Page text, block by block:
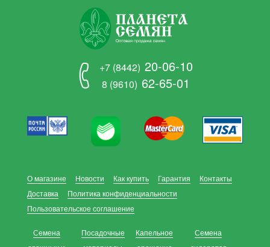
+7 (8442) 20-06-10
8 (9610) 62-65-01
О магазине Новости Как купить Гарантия
Контакты
Доставка
Политика конфиденциальности
Пользовательское соглашение
Семена
Посадочные
Капельное
Семена